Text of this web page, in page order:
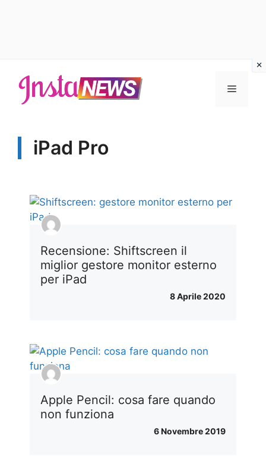
contenuto
Menu
iPad Pro
Recensione: Shiftscreen il
miglior gestore monitor esterno
per iPad
8 Aprile 2020
Apple Pencil: cosa fare quando
non funziona
6 Novembre 2019